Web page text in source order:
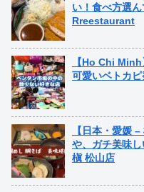
い！食べ方選
Rreestaurant
【Ho Chi
可愛いベトカ
【日本・愛媛
や、ガチ美味
槇 松山店